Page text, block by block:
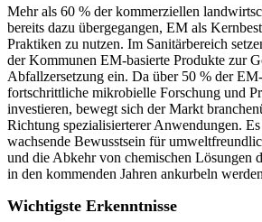
Mehr als 60 % der kommerziellen
bereits dazu übergegangen, EM als
Praktiken zu nutzen. Im Sanitärbereich
der Kommunen EM-basierte Produkte zur
Abfallzersetzung ein. Da über 50 % der
fortschrittliche mikrobielle Forschung und
investieren, bewegt sich der Markt
Richtung spezialisierterer Anwendungen.
wachsende Bewusstsein für
und die Abkehr von chemischen Lösungen
in den kommenden Jahren ankurbeln
Wichtigste Erkenntnisse